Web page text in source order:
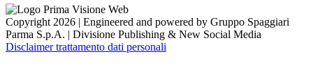
Copyright 2026 | Engineered and powered by Gruppo Spaggiari
Parma S.p.A. | Divisione Publishing & New Social Media
Disclaimer trattamento dati personali